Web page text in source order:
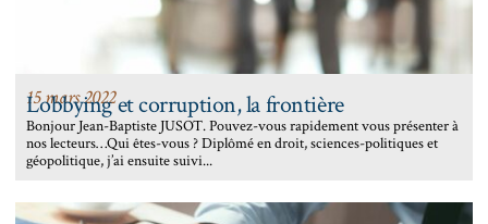
15 mars 2022
Lobbying et corruption, la frontière
Bonjour Jean-Baptiste JUSOT. Pouvez-vous rapidement vous présenter à
nos lecteurs…Qui êtes-vous ? Diplômé en droit, sciences-politiques et
géopolitique, j’ai ensuite suivi...